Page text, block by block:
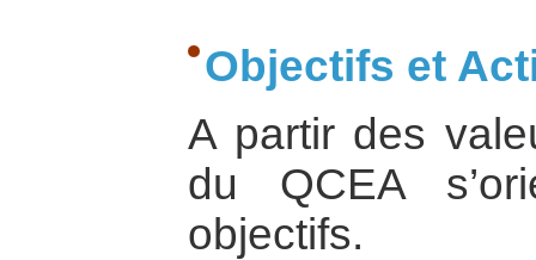
Objectifs et
A partir des
du QCEA
objectifs.